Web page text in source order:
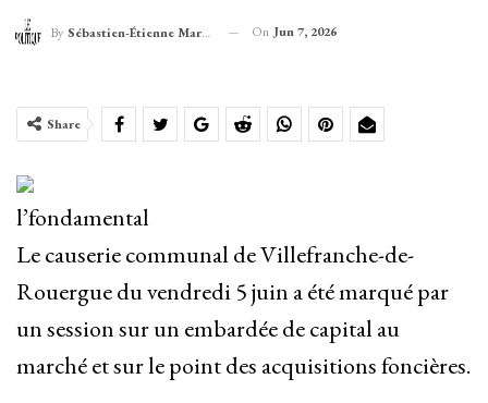
By Sébastien-Étienne Marechal On Jun 7, 2026
Share
l’fondamental
Le causerie communal de Villefranche-de-
Rouergue du vendredi 5 juin a été marqué par
un session sur un embardée de capital au
marché et sur le point des acquisitions foncières.